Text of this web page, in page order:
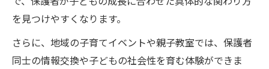
を見つけやすくなります。
さらに、地域の子育てイベントや親子教室では、保護者
同士の情報交換や子どもの社会性を育む体験ができま